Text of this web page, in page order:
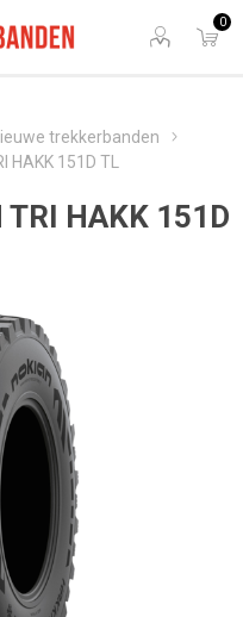
0
trekkerbanden
151D TL
HAKK 151D